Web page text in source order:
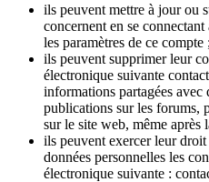
ils peuvent mettre à jour ou
concernent en se
les paramètres de ce compte ;
ils peuvent supprimer leur
électronique suivante
informations partagées avec
publications sur les forums,
sur le site web, même après
ils peuvent exercer leur
données personnelles les
électronique suivante :